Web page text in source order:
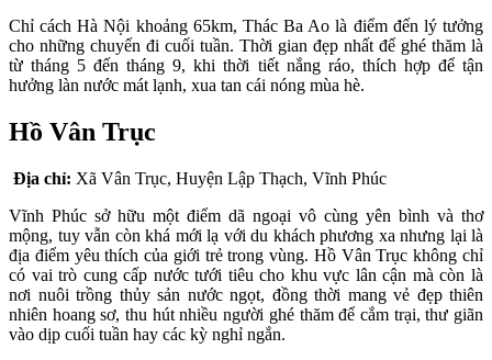
Chỉ cách Hà Nội khoảng 65km, Thác Ba Ao là điểm đến lý tưởng
cho những chuyến đi cuối tuần. Thời gian đẹp nhất để ghé thăm là
từ tháng 5 đến tháng 9, khi thời tiết nắng ráo, thích hợp để tận
hưởng làn nước mát lạnh, xua tan cái nóng mùa hè.
Hồ Vân Trục
Địa chỉ: Xã Vân Trục, Huyện Lập Thạch, Vĩnh Phúc
Vĩnh Phúc sở hữu một điểm dã ngoại vô cùng yên bình và thơ
mộng, tuy vẫn còn khá mới lạ với du khách phương xa nhưng lại là
địa điểm yêu thích của giới trẻ trong vùng. Hồ Vân Trục không chỉ
có vai trò cung cấp nước tưới tiêu cho khu vực lân cận mà còn là
nơi nuôi trồng thủy sản nước ngọt, đồng thời mang vẻ đẹp thiên
nhiên hoang sơ, thu hút nhiều người ghé thăm để cắm trại, thư giãn
vào dịp cuối tuần hay các kỳ nghỉ ngắn.